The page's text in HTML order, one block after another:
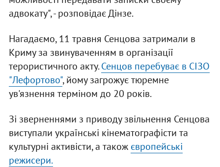
адвокату", - розповідає Дінзе.
Нагадаємо, 11 травня Сенцова затримали в
Криму за звинуваченням в організації
терористичного акту.Сенцов перебуває в СІЗО
"Лефортово", йому загрожує тюремне
ув'язнення терміном до 20 років.
Зі зверненнями з приводу звільнення Сенцова
виступали українські кінематографісти та
культурні активісти, а також європейські
режисери.